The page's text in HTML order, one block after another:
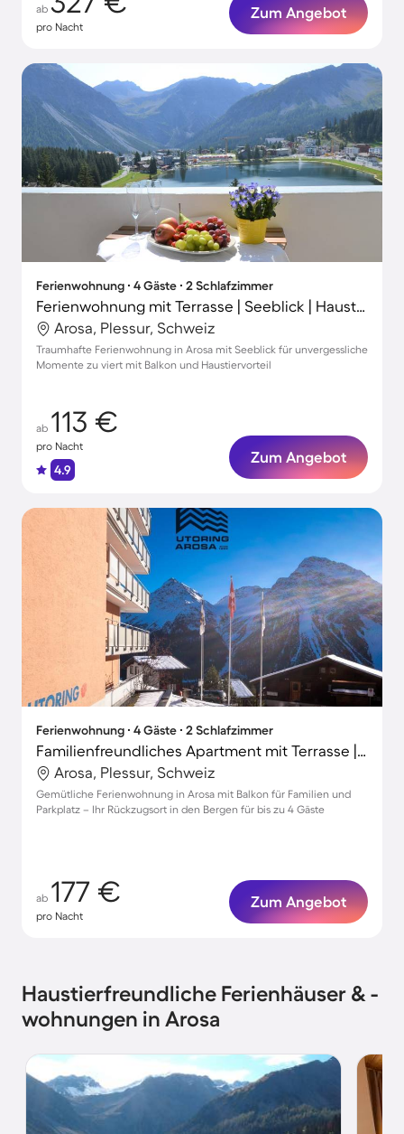
ab
pro Nacht
Zum Angebot
Ferienwohnung ∙ 4 Gäste ∙ 2 Schlafzimmer
Ferienwohnung mit Terrasse | Seeblick | Haustiere sind willkommen
Arosa, Plessur, Schweiz
Traumhafte Ferienwohnung in Arosa mit Seeblick für unvergessliche
Momente zu viert mit Balkon und Haustiervorteil
ab 113 €
pro Nacht
4.9
Zum Angebot
Ferienwohnung ∙ 4 Gäste ∙ 2 Schlafzimmer
Familienfreundliches Apartment mit Terrasse | Skifahren in der Nähe
Arosa, Plessur, Schweiz
Gemütliche Ferienwohnung in Arosa mit Balkon für Familien und
Parkplatz – Ihr Rückzugsort in den Bergen für bis zu 4 Gäste
ab 177 €
pro Nacht
Zum Angebot
Haustierfreundliche Ferienhäuser & -
wohnungen in Arosa